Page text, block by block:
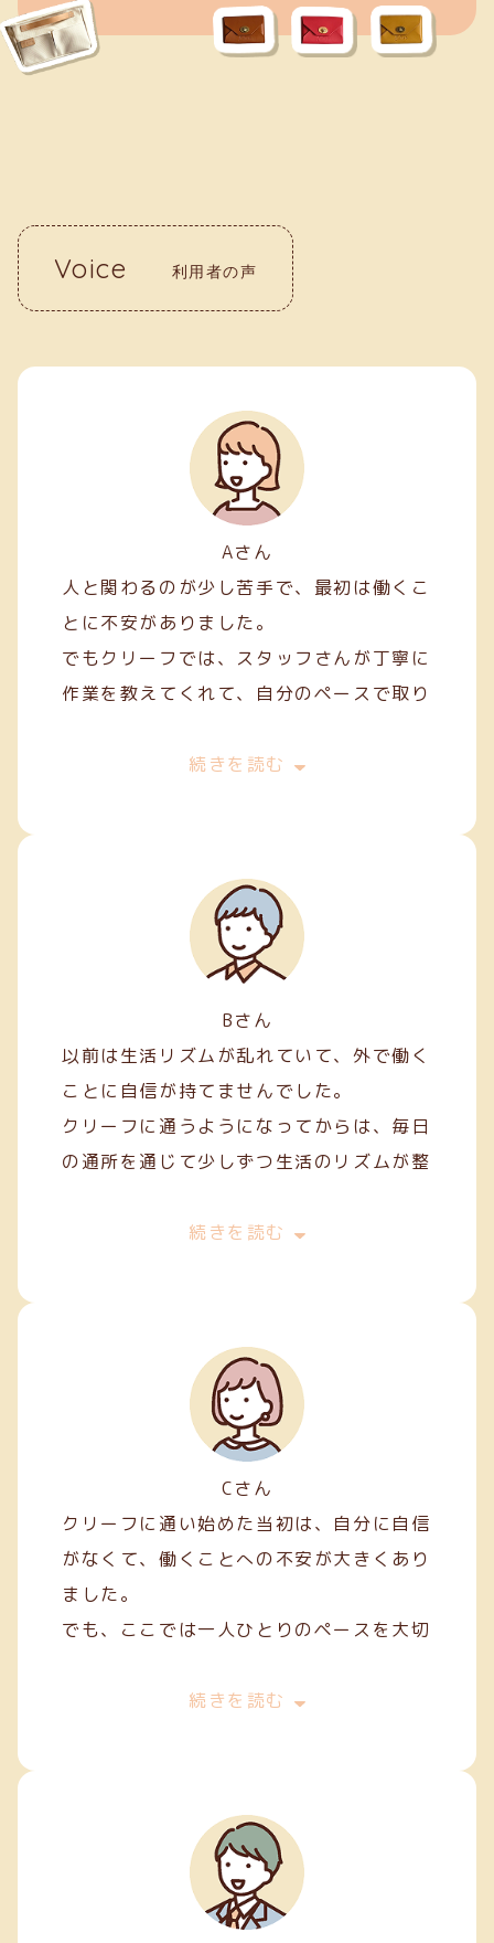
Voice 利用者の声
Aさん
人と関わるのが少し苦手で、最初は働くこ
とに不安がありました。
でもクリーフでは、スタッフさんが丁寧に
作業を教えてくれて、自分のペースで取り
最初は両面テープ貼りや裁縫などの簡単な
続きを読む
Bさん
以前は生活リズムが乱れていて、外で働く
ことに自信が持てませんでした。
クリーフに通うようになってからは、毎日
の通所を通じて少しずつ生活のリズムが整
続きを読む
Cさん
クリーフに通い始めた当初は、自分に自信
がなくて、働くことへの不安が大きくあり
ました。
でも、ここでは一人ひとりのペースを大切
めることができました。
続きを読む